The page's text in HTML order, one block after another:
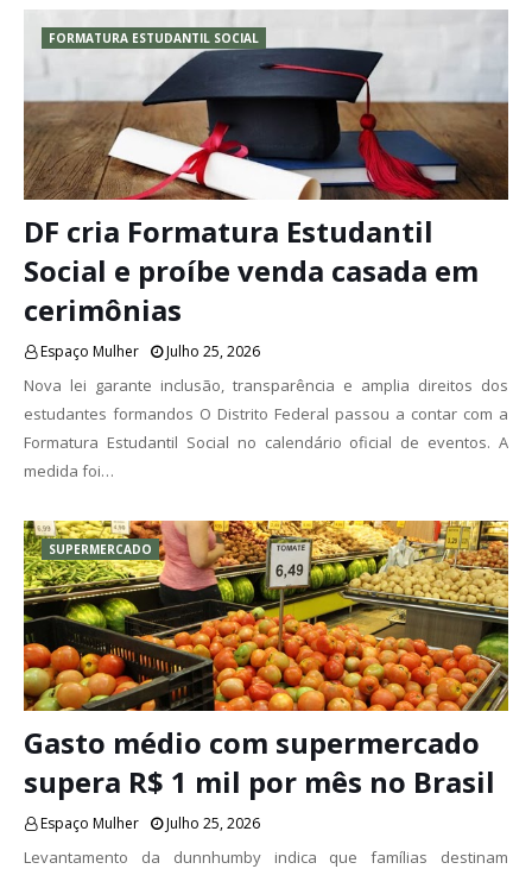
FORMATURA ESTUDANTIL SOCIAL
DF cria Formatura Estudantil
Social e proíbe venda casada em
cerimônias
Espaço Mulher Julho 25, 2026
Nova lei garante inclusão, transparência e amplia direitos dos
estudantes formandos O Distrito Federal passou a contar com a
Formatura Estudantil Social no calendário oficial de eventos. A
medida foi…
SUPERMERCADO
Gasto médio com supermercado
supera R$ 1 mil por mês no Brasil
Espaço Mulher Julho 25, 2026
Levantamento da dunnhumby indica que famílias destinam